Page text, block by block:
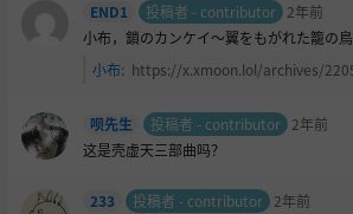
END1 投稿者 - contributor 2年前
小布，鎖のカンケイ〜翼をもがれた籠の
小布: https://x.xmoon.lol/archives/
呗先生 投稿者 - contributor 2年前
这是壳虚天三部曲吗？
233 投稿者 - contributor 2年前